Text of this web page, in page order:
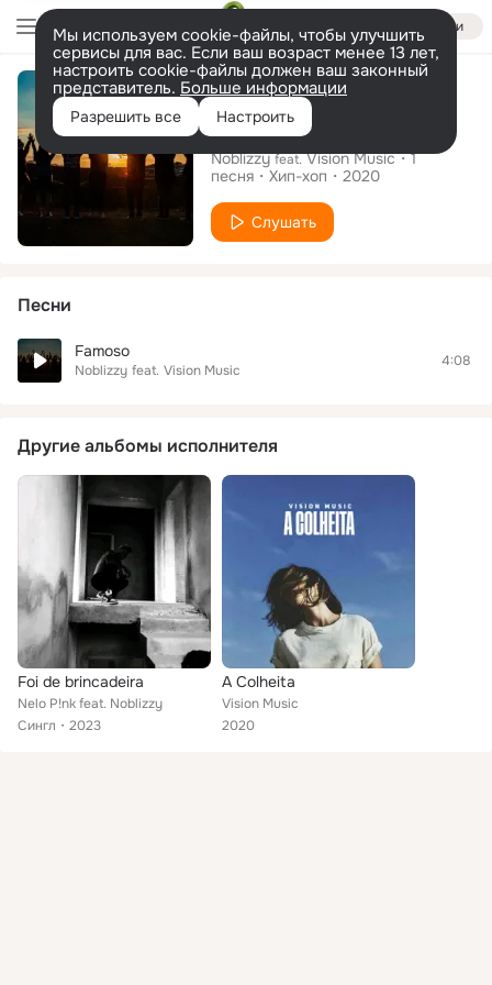
Войти
Мы используем cookie-файлы, чтобы улучшить
сервисы для вас. Если ваш возраст менее 13 лет,
настроить cookie-файлы должен ваш законный
представитель. Больше информации
Разрешить все Настроить
Сингл
Famoso
Noblizzy feat. Vision Music
1
песня
Хип-хоп 2020
Слушать
Песни
Famoso
Noblizzy feat. Vision Music
4:08
Другие альбомы исполнителя
Foi de brincadeira
Nelo P!nk feat. Noblizzy
Сингл
2023
A Colheita
Vision Music
2020